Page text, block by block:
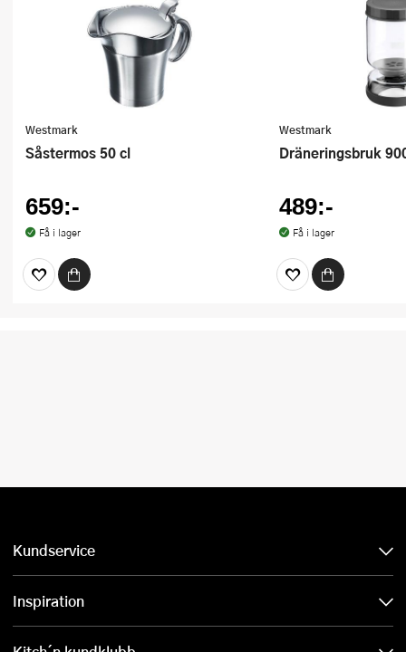
Westmark
Såstermos 50 cl
659:-
Få i lager
Westmark
Dräneringsbruk
489:-
Få i lager
Kundservice
Inspiration